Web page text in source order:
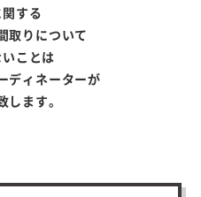
する
取りについて
ことは
ディネーターが
します。